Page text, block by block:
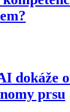
dokáže
prsu